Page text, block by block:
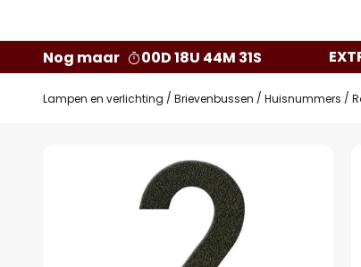
Nog maar 00D 18U 44M 30S
Lampen en verlichting Brievenbussen Huisnummers